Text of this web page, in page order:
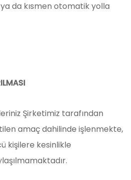
da kısmen otomatik yolla
Şirketimiz tarafından
amaç dahilinde işlenmekte,
kişilere kesinlikle